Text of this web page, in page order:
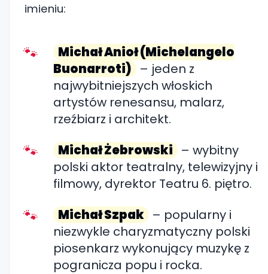
imieniu:
Michał Anioł (Michelangelo
Buonarroti) – jeden z
najwybitniejszych włoskich
artystów renesansu, malarz,
rzeźbiarz i architekt.
Michał Żebrowski – wybitny
polski aktor teatralny, telewizyjny i
filmowy, dyrektor Teatru 6. piętro.
Michał Szpak – popularny i
niezwykle charyzmatyczny polski
piosenkarz wykonujący muzykę z
pogranicza popu i rocka.